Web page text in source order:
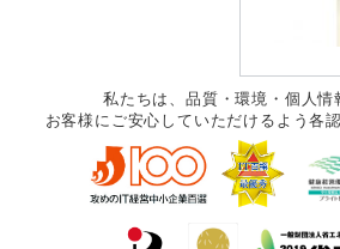
私たちは、品質・環境・個人情
お客様にご安心していただけるよう各